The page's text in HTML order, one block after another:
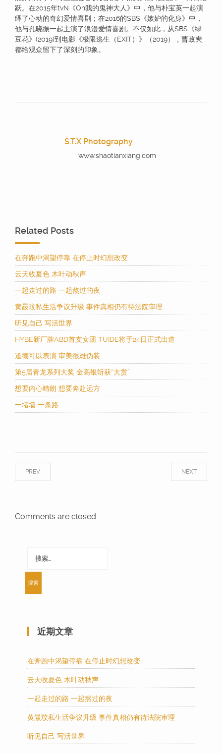
跃。在2015年tvN《Oh我的鬼神大人》中，他与朴宝英一起演
绎了心动的奇幻爱情喜剧；在2016的SBS《嫉妒的化身》中，
他与孔晓振一起主演了浪漫爱情喜剧。不仅如此，从SBS《绿
豆花》(2019)到电影《极限逃生（EXIT）》（2019），曹政奭
都给观众留下了深刻的印象。
S.T.X Photography
www.shaotianxiang.com
Related Posts
在奔跑中渴望停靠 在停止时幻想改变
云天收夏色 木叶动秋声
一起走过的路 一起熬过的夜
黄晸玟私生活争议升级 事件真相仍有待法院审理
听见自己 写活世界
HYBE新厂牌ABD首支女团 TUIDE将于24日正式出道
道德可以表演 审美很难伪装
第5届青龙系列大奖 金高银斩获“大赏”
想要内心晴朗 想要奔赴远方
一堵墙 一条路
NEXT
PREV
Comments are closed.
索：
近期文章
在奔跑中渴望停靠 在停止时幻想改变
云天收夏色 木叶动秋声
一起走过的路 一起熬过的夜
黄晸玟私生活争议升级 事件真相仍有待法院审理
听见自己 写活世界